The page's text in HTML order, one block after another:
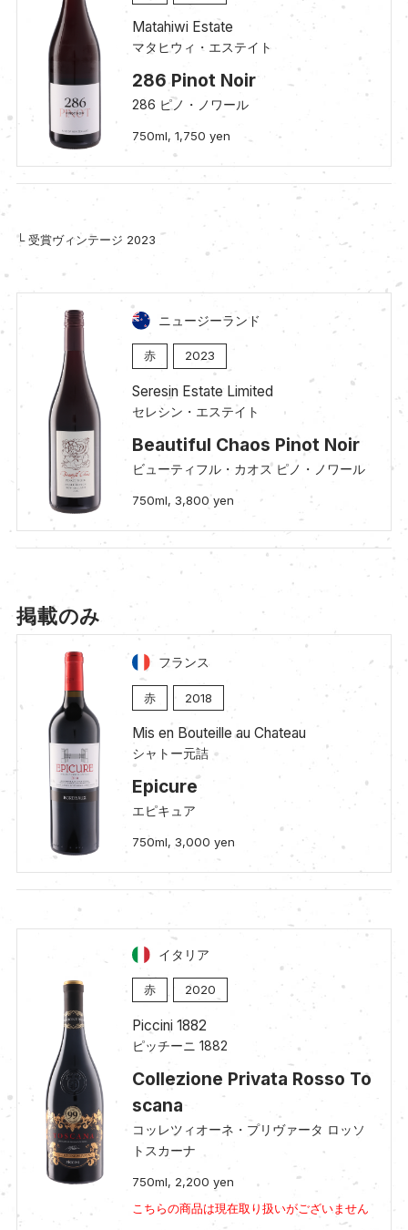
Matahiwi Estate
マタヒウィ・エステイト
286 Pinot Noir
286 ピノ・ノワール
750ml, 1,750 yen
└ 受賞ヴィンテージ 2023
ニュージーランド
赤 2023
Seresin Estate Limited
セレシン・エステイト
Beautiful Chaos Pinot Noir
ビューティフル・カオス ピノ・ノワール
750ml, 3,800 yen
掲載のみ
フランス
赤 2018
Mis en Bouteille au Chateau
シャトー元詰
Epicure
エピキュア
750ml, 3,000 yen
イタリア
赤 2020
Piccini 1882
ピッチーニ 1882
Collezione Privata Rosso To
scana
コッレツィオーネ・プリヴァータ ロッソ
トスカーナ
750ml, 2,200 yen
こちらの商品は現在取り扱いがございません